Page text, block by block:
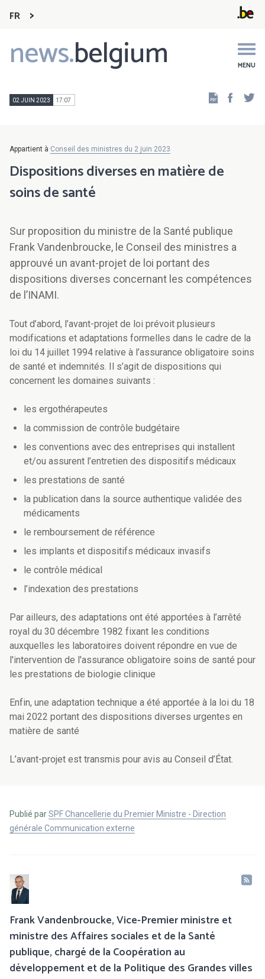
FR
news.belgium MENU
Main
navigation
02 JUIN 2023 17:07
Appartient à Conseil des ministres du 2 juin 2023
Dispositions diverses en matière de
soins de santé
Sur proposition du ministre de la Santé publique
Frank Vandenbroucke, le Conseil des ministres a
approuvé un avant-projet de loi portant des
dispositions diverses concernant les compétences
de l’INAMI.
Tout d’abord, l’avant-projet de loi prévoit plusieurs
modifications et adaptations formelles dans le cadre de la
loi du 14 juillet 1994 relative à l’assurance obligatoire soins
de santé et indemnités. Il s’agit de dispositions qui
concernent les domaines suivants :
les ergothérapeutes
la commission de contrôle budgétaire
les conventions avec des entreprises qui installent
et/ou assurent l’entretien des dispositifs médicaux
les prestations de santé
la publication dans la source authentique validée des
médicaments
le remboursement de référence
les implants et dispositifs médicaux invasifs
le contrôle médical
l’indexation des prestations
Par ailleurs, des adaptations ont été apportées à l’arrêté
royal du 30 décembre 1982 fixant les conditions
auxquelles les laboratoires doivent répondre en vue de
l'intervention de l'assurance obligatoire soins de santé pour
les prestations de biologie clinique
Enfin, une adaptation technique a été apportée à la loi du 18
mai 2022 portant des dispositions diverses urgentes en
matière de santé
L’avant-projet est transmis pour avis au Conseil d’État.
Publié parSPF Chancellerie du Premier Ministre - Direction
générale Communication externe
Frank Vandenbroucke, Vice-Premier ministre et
ministre des Affaires sociales et de la Santé
publique, chargé de la Coopération au
développement et de la Politique des Grandes villes